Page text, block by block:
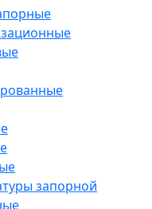
запорной